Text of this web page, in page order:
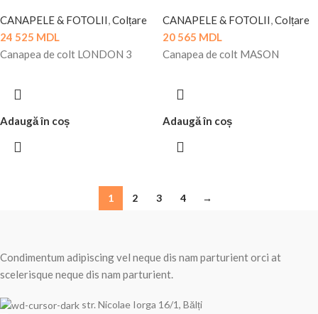
CANAPELE & FOTOLII,Colțare
24 525 MDL
Canapea de colt LONDON 3
Adaugă în coș
CANAPELE & FOTOLII,Colțare
20 565 MDL
Canapea de colt MASON
Adaugă în coș
1 2 3 4 →
Condimentum adipiscing vel neque dis nam parturient orci at
scelerisque neque dis nam parturient.
str. Nicolae Iorga 16/1, Bălți